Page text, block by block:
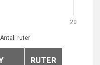
20
Antall ruter
RUTER